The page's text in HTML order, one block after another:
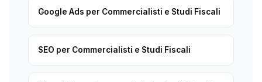
Google Ads per Commercialisti e Studi Fiscali
SEO per Commercialisti e Studi Fiscali